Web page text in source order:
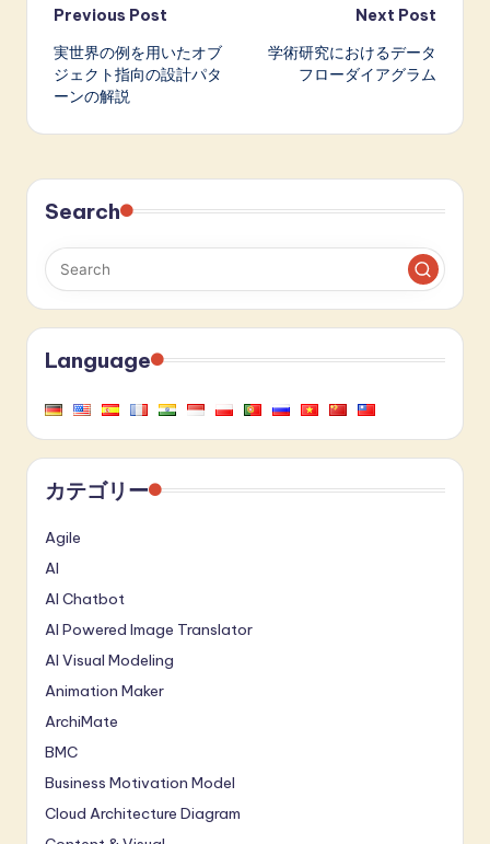
Post
navigation
Previous Post
実世界の例を用いたオブ
ジェクト指向の設計パタ
ーンの解説
Next Post
学術研究におけるデータ
フローダイアグラム
Search
Language
カテゴリー
Agile
AI
AI Chatbot
AI Powered Image Translator
AI Visual Modeling
Animation Maker
ArchiMate
BMC
Business Motivation Model
Cloud Architecture Diagram